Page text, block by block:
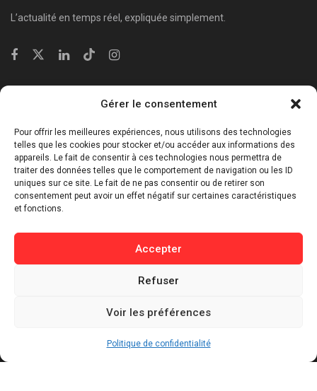
Gérer le consentement
Pour offrir les meilleures expériences, nous utilisons des technologies
telles que les cookies pour stocker et/ou accéder aux informations des
appareils. Le fait de consentir à ces technologies nous permettra de
traiter des données telles que le comportement de navigation ou les ID
uniques sur ce site. Le fait de ne pas consentir ou de retirer son
consentement peut avoir un effet négatif sur certaines caractéristiques
et fonctions.
Accepter
Refuser
Voir les préférences
Politique de confidentialité
L’actualité en temps réel, expliquée simplement.
Économie & Business
⁠Culture & Divertissement
⁠Tech & Innovation
Sport
Lifestyle
Buzz / Insolite
Informations
Politique de cookies